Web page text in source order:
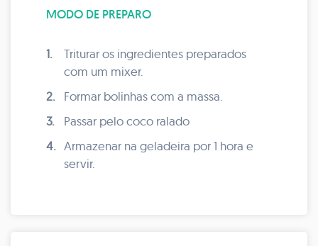
MODO DE PREPARO
1.
Triturar os ingredientes preparados
com um mixer.
2.
Formar bolinhas com a massa.
3.
Passar pelo coco ralado
4. Armazenar na geladeira por 1 hora e
servir.